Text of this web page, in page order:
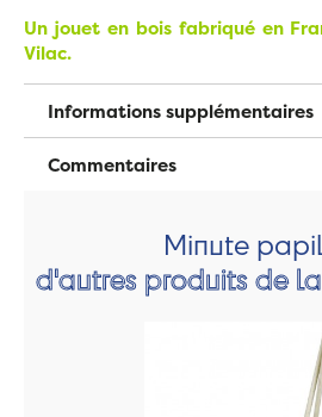
Un jouet en bois fabriqué en
Vilac.
Informations supplémentaires
Commentaires
Minute
d'autres produits de